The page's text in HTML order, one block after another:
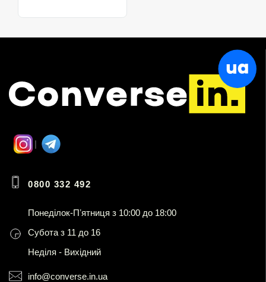
0800 332 492
Понеділок-Пʼятниця з 10:00 до 18:00
Субота з 11 до 16
Неділя - Вихідний
info@converse.in.ua